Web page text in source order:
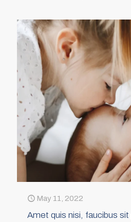
May 11, 2022
Amet quis nisi, faucibus sit